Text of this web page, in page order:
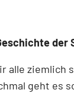
der
alle ziemlich
geht es